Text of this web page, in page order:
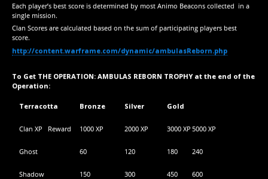
Each player’s best score is determined by most Animo Beacons collected in a
single mission.
Clan Scores are calculated based on the sum of participating players best
score.
http://content.warframe.com/dynamic/ambulasReborn.php
To Get THE OPERATION: AMBULAS REBORN TROPHY at the end of the
Operation:
Terracotta Bronze Silver Gold
Clan XP Reward 1000 XP 2000 XP 3000 XP 5000 XP
Ghost 60 120 180 240
Shadow 150 300 450 600